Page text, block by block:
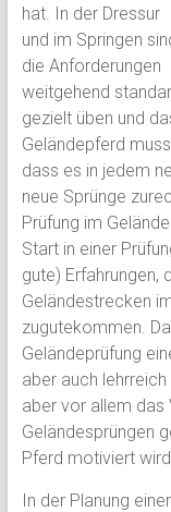
hat. In der Dressur
und im Springen
die Anforderungen
weitgehend
gezielt üben und
Geländepferd
dass es in jedem
neue Sprünge
Prüfung im
Start in einer
gute) Erfahrungen,
Geländestrecken
zugutekommen.
Geländeprüfung
aber auch
aber vor allem das
Geländesprüngen
Pferd motiviert
In der Planung